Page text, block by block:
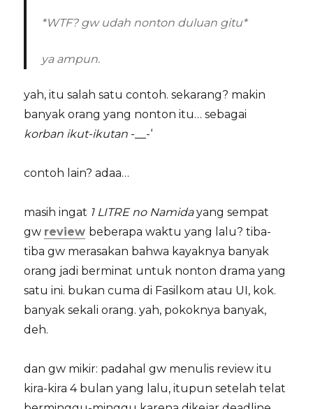
*WTF? gw udah nonton duluan gitu*
ya ampun.
yah, itu salah satu contoh. sekarang? makin
banyak orang yang nonton itu… sebagai
korban ikut-ikutan -__-‘
contoh lain? adaa…
masih ingat 1 LITRE no Namidayang sempat
gw review beberapa waktu yang lalu? tiba-
tiba gw merasakan bahwa kayaknya banyak
orang jadi berminat untuk nonton drama yang
satu ini. bukan cuma di Fasilkom atau UI, kok.
banyak sekali orang. yah, pokoknya banyak,
deh.
dan gw mikir: padahal gw menulis review itu
kira-kira 4 bulan yang lalu, itupun setelah telat